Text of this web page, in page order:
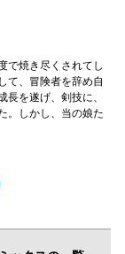
で焼き尽くされてし
て、冒険者を辞め自
を遂げ、剣技に、
。しかし、当の娘た